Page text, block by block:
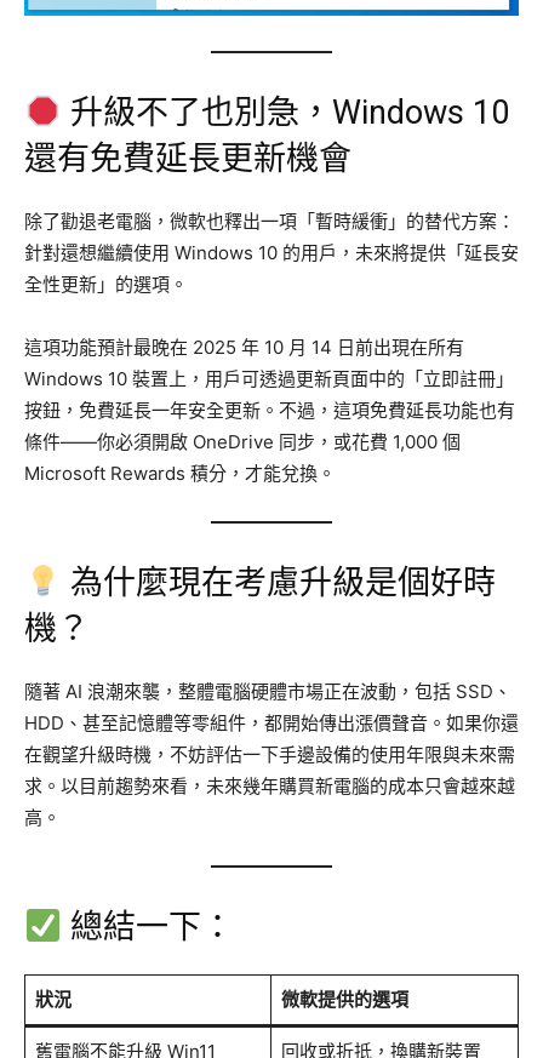
升級不了也別急，Windows 10
還有免費延長更新機會
除了勸退老電腦，微軟也釋出一項「暫時緩衝」的替代方案：
針對還想繼續使用 Windows 10 的用戶，未來將提供「延長安
全性更新」的選項。
這項功能預計最晚在 2025 年 10 月 14 日前出現在所有
Windows 10 裝置上，用戶可透過更新頁面中的「立即註冊」
按鈕，免費延長一年安全更新。不過，這項免費延長功能也有
條件——你必須開啟 OneDrive 同步，或花費 1,000 個
Microsoft Rewards 積分，才能兌換。
為什麼現在考慮升級是個好時
機？
隨著 AI 浪潮來襲，整體電腦硬體市場正在波動，包括 SSD、
HDD、甚至記憶體等零組件，都開始傳出漲價聲音。如果你還
在觀望升級時機，不妨評估一下手邊設備的使用年限與未來需
求。以目前趨勢來看，未來幾年購買新電腦的成本只會越來越
高。
總結一下：
狀況 微軟提供的選項
舊電腦不能升級 Win11 回收或折抵，換購新裝置